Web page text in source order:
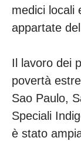
medici locali
appartate
Il lavoro dei
povertà
Sao Paulo,
Speciali
è stato